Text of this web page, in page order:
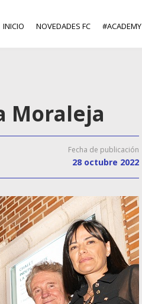
INICIO NOVEDADES FC #ACADEMY
Moraleja
Fecha de publicación
28 octubre 2022